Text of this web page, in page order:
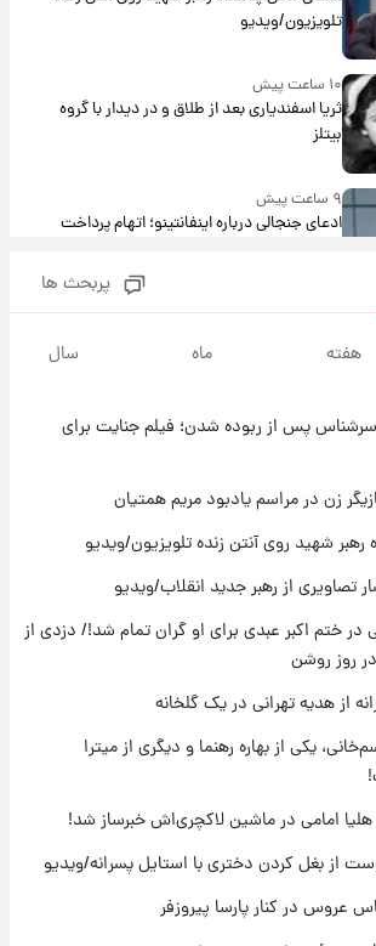
تلویزیون/ویدیو
۱۰ ساعت پیش
ثریا اسفندیاری بعد از طلاق و در دیدار با گروه
بیتلز
۹ ساعت پیش
ادعای جنجالی درباره اینفانتینو؛ اتهام پرداخت
آلزایمر و زوال عقل افزایش می‌یابد؟
۱۰ ساعت پیش
۱۰ ساعت پیش
مرداد ۱۴۰۵ +جدول
۱۱ ساعت پیش
با قدرتمندترین و بادوام ترین تانک جهان آشنا
شوید+ فیلم
+جدول
۱۲ ساعت پیش
قیمت محصولات ایران‌خودرو و سایپا امروز شنبه
پربحث ها
هفته ماه سال
پس از ربوده شدن؛ فیلم جنایت برای
زن در مراسم یادبود مریم همتیان
شهید روی آنتن زنده تلویزیون/ویدیو
تصاویری از رهبر جدید انقلاب/ویدیو
در ختم اکبر عبدی برای او گران تمام شد!/ دزدی از
روز روشن
از هدیه تهرانی در یک گلخانه
یکی از بهاره رهنما و دیگری از میترا
امامی در ماشین لاکچری‌اش خبرساز شد!
از بغل کردن دختری با استایل پسرانه/ویدیو
عروس در کنار پارسا پیروزفر